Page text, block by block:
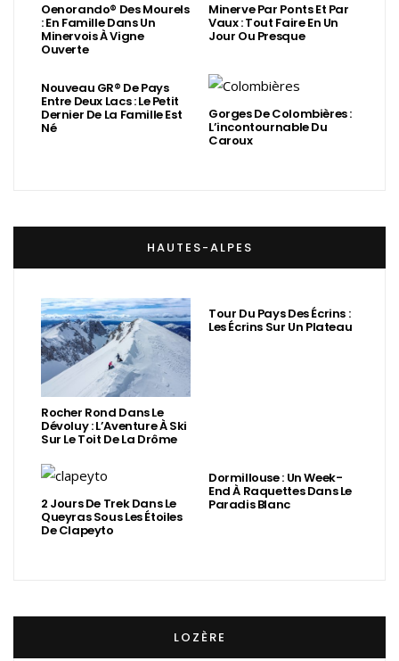
Oenorando® Des Mourels
: En Famille Dans Un
Minervois À Vigne
Ouverte
Minerve Par Ponts Et Par
Vaux : Tout Faire En Un
Jour Ou Presque
Nouveau GR® De Pays
Entre Deux Lacs : Le Petit
Dernier De La Famille Est
Né
Gorges De Colombières :
L’incontournable Du
Caroux
HAUTES-ALPES
Rocher Rond Dans Le
Dévoluy : L’Aventure À Ski
Sur Le Toit De La Drôme
Tour Du Pays Des Écrins :
Les Écrins Sur Un Plateau
2 Jours De Trek Dans Le
Queyras Sous Les Étoiles
De Clapeyto
Dormillouse : Un Week-
End À Raquettes Dans Le
Paradis Blanc
LOZÈRE